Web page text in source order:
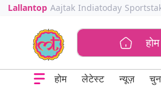
Lallantop Aajtak Indiatoday
होम
होम लेटेस्ट न्यूज़